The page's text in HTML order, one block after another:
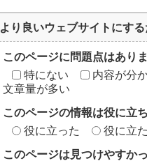
より良いウェブサイトにす
このページに問題点はあり
特にない
内容が分
文章量が多い
このページの情報は役に立
役に立った
役に立
このページは見つけやすか